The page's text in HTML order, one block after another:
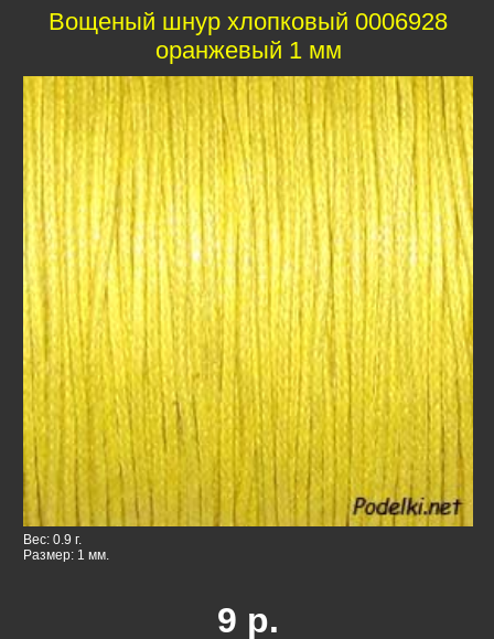
Вощеный шнур хлопковый 0006928
оранжевый 1 мм
Вес: 0.9 г.
Размер: 1 мм.
9 р.